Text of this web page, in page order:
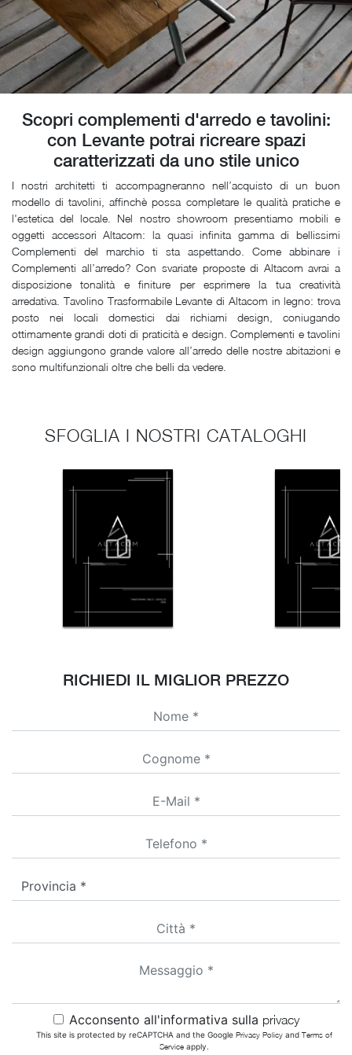
Scopri complementi d'arredo e tavolini:
con Levante potrai ricreare spazi
caratterizzati da uno stile unico
I nostri architetti ti accompagneranno nell’acquisto di un buon
modello di tavolini, affinchè possa completare le qualità pratiche e
l'estetica del locale. Nel nostro showroom presentiamo mobili e
oggetti accessori Altacom: la quasi infinita gamma di bellissimi
Complementi del marchio ti sta aspettando. Come abbinare i
Complementi all’arredo? Con svariate proposte di Altacom avrai a
disposizione tonalità e finiture per esprimere la tua creatività
arredativa. Tavolino Trasformabile Levante di Altacom in legno: trova
posto nei locali domestici dai richiami design, coniugando
ottimamente grandi doti di praticità e design. Complementi e tavolini
design aggiungono grande valore all’arredo delle nostre abitazioni e
sono multifunzionali oltre che belli da vedere.
SFOGLIA I NOSTRI CATALOGHI
RICHIEDI IL MIGLIOR PREZZO
Acconsento all'informativa sulla privacy
This site is protected by reCAPTCHA and the Google Privacy Policyand Terms of
Serviceapply.